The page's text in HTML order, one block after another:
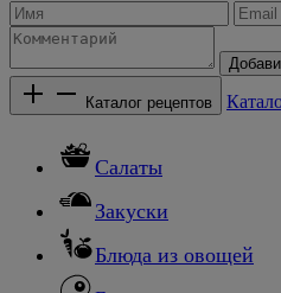
Каталог рецептов
Салаты
Закуски
Блюда из овощей